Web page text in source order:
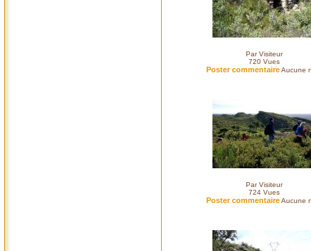
Par Visiteur
720 Vues
Poster commentaireAucune
Par Visiteur
724 Vues
Poster commentaireAucune